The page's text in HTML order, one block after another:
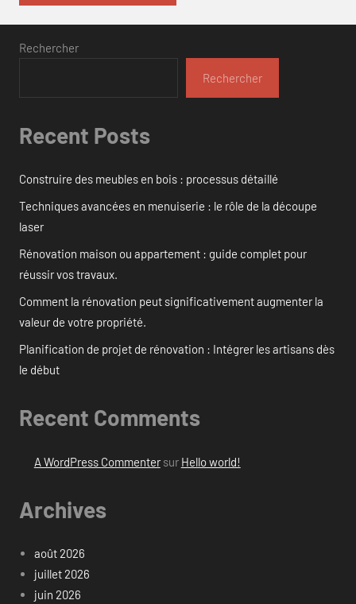
Rechercher
Rechercher
Recent Posts
Construire des meubles en bois : processus détaillé
Techniques avancées en menuiserie : le rôle de la découpe
laser
Rénovation maison ou appartement : guide complet pour
réussir vos travaux.
Comment la rénovation peut significativement augmenter la
valeur de votre propriété.
Planification de projet de rénovation : Intégrer les artisans dès
le début
Recent Comments
A WordPress Commentersur Hello world!
Archives
août 2026
juillet 2026
juin 2026